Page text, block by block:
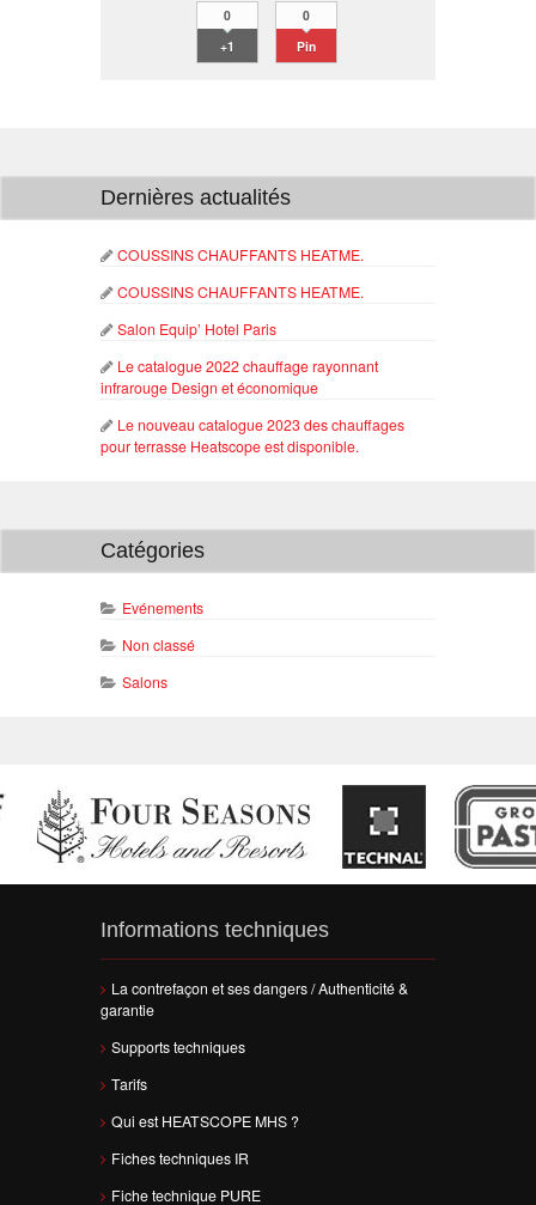
0
+1
0
Pin
Dernières actualités
COUSSINS CHAUFFANTS HEATME.
COUSSINS CHAUFFANTS HEATME.
Salon Equip’ Hotel Paris
Le catalogue 2022 chauffage rayonnant
infrarouge Design et économique
Le nouveau catalogue 2023 des chauffages
pour terrasse Heatscope est disponible.
Catégories
Evénements
Non classé
Salons
Informations techniques
La contrefaçon et ses dangers / Authenticité &
garantie
Supports techniques
Tarifs
Qui est HEATSCOPE MHS ?
Fiches techniques IR
Fiche technique PURE